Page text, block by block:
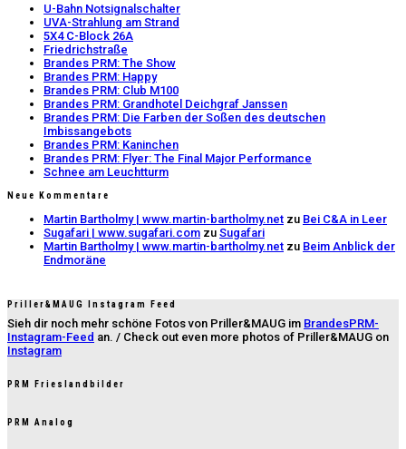
U-Bahn Notsignalschalter
UVA-Strahlung am Strand
5X4 C-Block 26A
Friedrichstraße
Brandes PRM: The Show
Brandes PRM: Happy
Brandes PRM: Club M100
Brandes PRM: Grandhotel Deichgraf Janssen
Brandes PRM: Die Farben der Soßen des deutschen
Imbissangebots
Brandes PRM: Kaninchen
Brandes PRM: Flyer: The Final Major Performance
Schnee am Leuchtturm
Neue Kommentare
Martin Bartholmy | www.martin-bartholmy.net zu Bei C&A in Leer
Sugafari | www.sugafari.com zu Sugafari
Martin Bartholmy | www.martin-bartholmy.net zu Beim Anblick der
Endmoräne
Priller&MAUG Instagram Feed
Sieh dir noch mehr schöne Fotos von Priller&MAUG im BrandesPRM-
Instagram-Feed an. / Check out even more photos of Priller&MAUG on
Instagram
PRM Frieslandbilder
PRM Analog